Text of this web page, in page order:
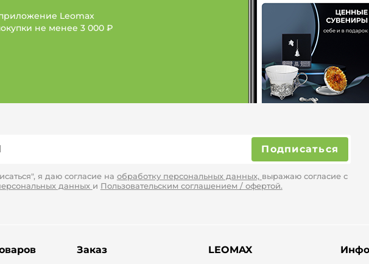
Leomax
не менее 3 000 ₽
Подписаться
я даю согласие на обработку персональных данных, выражаю согласие с
данных и Пользовательским соглашением / офертой.
Заказ LEOMAX